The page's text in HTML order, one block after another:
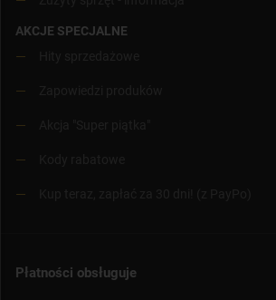
AKCJE SPECJALNE
Płatności obsługuje